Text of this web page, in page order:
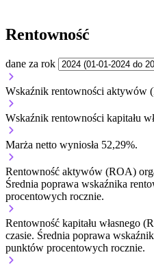
Rentowność
dane za rok
Wskaźnik rentowności aktywów
Wskaźnik rentowności kapitału
Marża netto wyniosła 52,29%.
Rentowność aktywów (ROA)
Średnia poprawa wskaźnika
procentowych rocznie.
Rentowność kapitału własnego
czasie. Średnia poprawa
punktów procentowych rocznie.